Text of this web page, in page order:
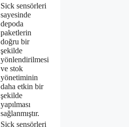
Sick sensörleri
sayesinde
depoda
paketlerin
doğru bir
şekilde
yönlendirilmesi
ve stok
yönetiminin
daha etkin bir
şekilde
yapılması
sağlanmıştır.
Sick sensörleri